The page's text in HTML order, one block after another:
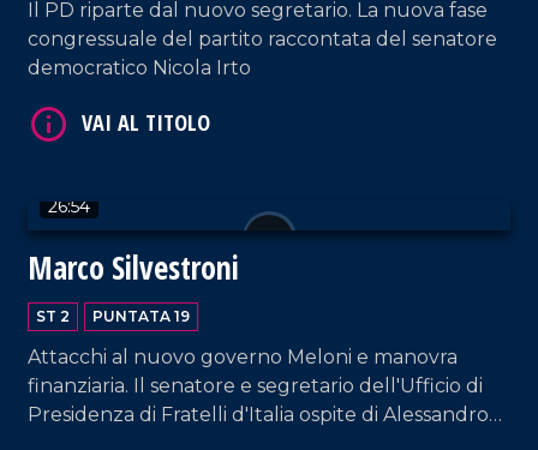
Il PD riparte dal nuovo segretario. La nuova fase
congressuale del partito raccontata del senatore
democratico Nicola Irto
26:54
Marco Silvestroni
ST 2 PUNTATA 19
Attacchi al nuovo governo Meloni e manovra
finanziaria. Il senatore e segretario dell'Ufficio di
Presidenza di Fratelli d'Italia ospite di Alessandro
VAI AL TITOLO